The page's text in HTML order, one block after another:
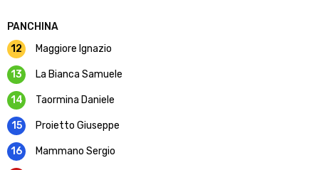
PANCHINA
12
Maggiore Ignazio
13 La Bianca Samuele
14 Taormina Daniele
15 Proietto Giuseppe
16 Mammano Sergio